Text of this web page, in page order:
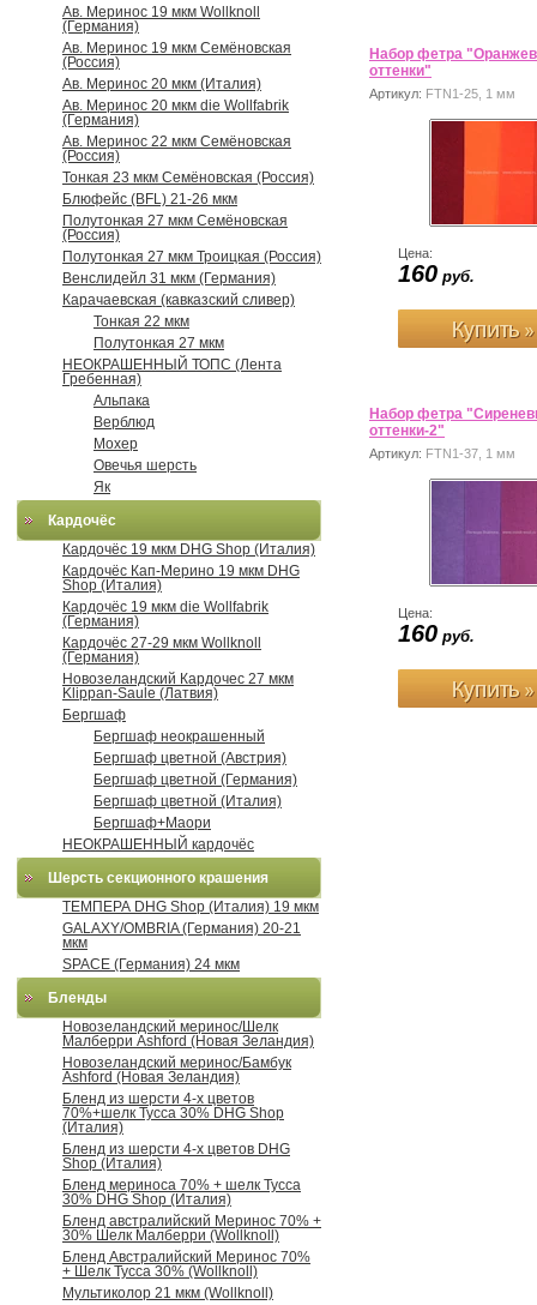
Набор фетра
оттенки"
Артикул: FTN1-25, 1 мм
Цена:
160 руб.
Набор фетра
оттенки-2"
Артикул: FTN1-37, 1 мм
Цена:
160 руб.
Ав. Меринос 19 мкм Wollknoll
(Германия)
Ав. Меринос 19 мкм Семёновская
(Россия)
Ав. Меринос 20 мкм (Италия)
Ав. Меринос 20 мкм die Wollfabrik
(Германия)
Ав. Меринос 22 мкм Семёновская
(Россия)
Тонкая 23 мкм Семёновская (Россия)
Блюфейс (BFL) 21-26 мкм
Полутонкая 27 мкм Семёновская
(Россия)
Полутонкая 27 мкм Троицкая (Россия)
Венслидейл 31 мкм (Германия)
Карачаевская (кавказский сливер)
Тонкая 22 мкм
Полутонкая 27 мкм
НЕОКРАШЕННЫЙ ТОПС (Лента
Гребенная)
Альпака
Верблюд
Мохер
Овечья шерсть
Як
Кардочёс
Кардочёс 19 мкм DHG Shop (Италия)
Кардочёс Кап-Мерино 19 мкм DHG
Shop (Италия)
Кардочёс 19 мкм die Wollfabrik
(Германия)
Кардочёс 27-29 мкм Wollknoll
(Германия)
Новозеландский Кардочес 27 мкм
Klippan-Saule (Латвия)
Бергшаф
Бергшаф неокрашенный
Бергшаф цветной (Австрия)
Бергшаф цветной (Германия)
Бергшаф цветной (Италия)
Бергшаф+Маори
НЕОКРАШЕННЫЙ кардочёс
Шерсть секционного крашения
ТЕМПЕРА DHG Shop (Италия) 19 мкм
GALAXY/OMBRIA (Германия) 20-21
мкм
SPACE (Германия) 24 мкм
Бленды
Новозеландский меринос/Шелк
Малберри Ashford (Новая Зеландия)
Новозеландский меринос/Бамбук
Ashford (Новая Зеландия)
Бленд из шерсти 4-х цветов
70%+шелк Тусса 30% DHG Shop
(Италия)
Бленд из шерсти 4-х цветов DHG
Shop (Италия)
Бленд мериноса 70% + шелк Тусса
30% DHG Shop (Италия)
Бленд австралийский Меринос 70% +
30% Шелк Малберри (Wollknoll)
Бленд Австралийский Меринос 70%
+ Шелк Тусса 30% (Wollknoll)
Мультиколор 21 мкм (Wollknoll)